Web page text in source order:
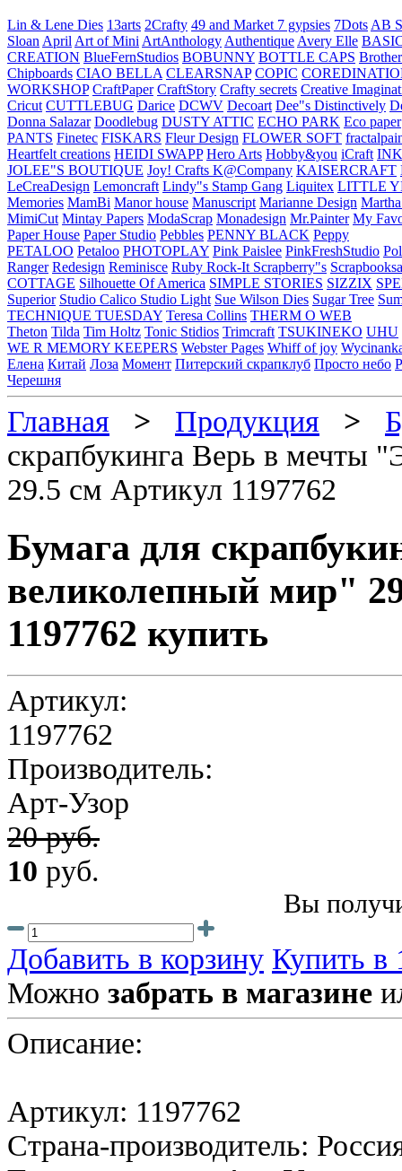
Lin & Lene Dies 13arts 2Crafty 49 and Market 7 gypsies 7Dots AB
Sloan April Art of Mini ArtAnthology Authentique Avery Elle
CREATION BlueFernStudios BOBUNNY BOTTLE CAPS Brother
Chipboards CIAO BELLA CLEARSNAP COPIC
WORKSHOP CraftPaper CraftStory Crafty secrets Creative
Cricut CUTTLEBUG Darice DCWV Decoart Dee"s Distinctively
Donna Salazar Doodlebug DUSTY ATTIC ECHO PARK Eco paper
PANTS Finetec FISKARS Fleur Design FLOWER SOFT
Heartfelt creations HEIDI SWAPP Hero Arts Hobby&you iCraft
JOLEE"S BOUTIQUE Joy! Crafts K@Company KAISERCRAFT
LeCreaDesign Lemoncraft Lindy"s Stamp Gang Liquitex LITTLE
Memories MamBi Manor house Manuscript Marianne Design
MimiCut Mintay Papers ModaScrap Monadesign Mr.Painter My
Paper House Paper Studio Pebbles PENNY BLACK Peppy
PETALOO Petaloo PHOTOPLAY Pink Paislee PinkFreshStudio
Ranger Redesign Reminisce Ruby Rock-It Scrapberry"s
COTTAGE Silhouette Of America SIMPLE STORIES SIZZIX
Superior Studio Calico Studio Light Sue Wilson Dies Sugar Tree
TECHNIQUE TUESDAY Teresa Collins THERM O WEB
Theton Tilda Tim Holtz Tonic Stidios Trimcraft TSUKINEKO UHU
WE R MEMORY KEEPERS Webster Pages Whiff of joy
Елена Китай Лоза Момент Питерский скрапклуб Просто небо
Черешня
Главная > Продукция >
скрапбукинга Верь в мечты
29.5 см Артикул 1197762
Бумага для
великолепный мир"
1197762 купить
Артикул:
1197762
Производитель:
Арт-Узор
20 руб.
10 руб.
Вы
Добавить в корзину Купить в
Можно забрать в магазине
Описание:
Артикул: 1197762
Страна-производитель: